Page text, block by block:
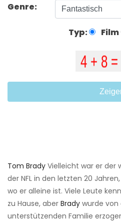
Genre:
Typ: Film
Tom Brady Vielleicht war er der
der NFL in den letzten 20
wo er alleine ist. Viele Leute
zu Hause, aber Brady wurde von
unterstützenden Familie